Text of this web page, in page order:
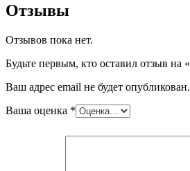
Отзывы
Отзывов пока нет.
Будьте первым, кто оставил отзыв
Ваш адрес email не будет опубликован.
Ваша оценка *